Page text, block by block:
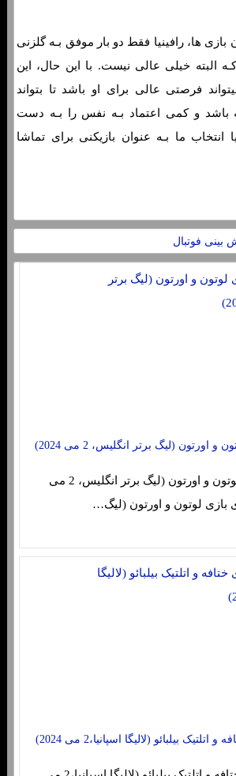
بازی ها، رافینیا فقط دو بار موفق بـه گلزنی
البته خیلی عالی نیست. با این حال، این
فرصتی عالی برای او باشد تا بتواند
باشد و کمی اعتماد بـه نفس را بـه دست
انتخاب ما بـه عنوان بازیکنی برای تماشا
بینی فوتبال
(لیگ برتر انگلیس، 2 می 2024)
شرط بندی بازی لوتون و اورتون (لیگ برتر انگلیس، 2 می
بیلبائو (لالیگا اسپانیا،2 می 2024)